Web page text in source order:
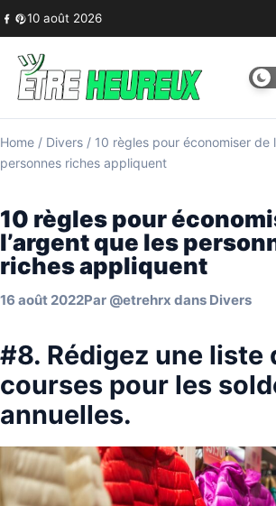
Skip to content
10 août 2026
Home / Divers / 10 règles pour économiser de
personnes riches appliquent
10 règles pour
l’argent que les
riches appliquent
16 août 2022Par @etrehrx dans Divers
#8. Rédigez une liste
courses pour les
annuelles.